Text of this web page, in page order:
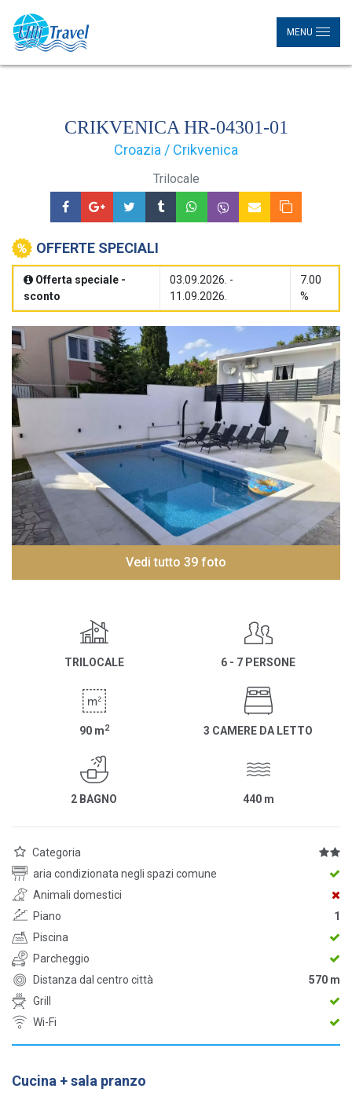
MENU
CRIKVENICA HR-04301-01
Croazia / Crikvenica
Trilocale
OFFERTE SPECIALI
Offerta speciale -
sconto
03.09.2026. -
11.09.2026.
7.00
%
Vedi tutto 39 foto
TRILOCALE 6 - 7 PERSONE
90 m2 3 CAMERE DA LETTO
2 BAGNO 440 m
Categoria
aria condizionata negli spazi comune
Animali domestici
Piano
1
Piscina
Parcheggio
Distanza dal centro città
570 m
Grill
Wi-Fi
Cucina + sala pranzo